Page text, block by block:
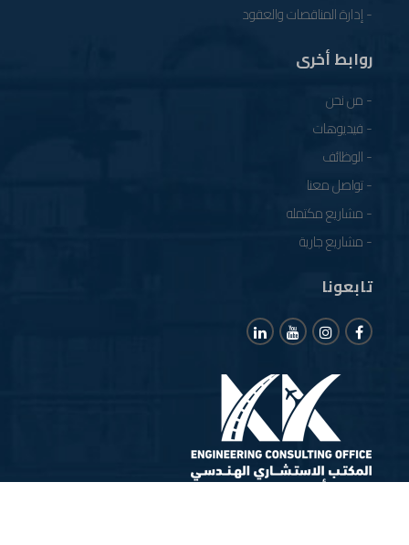
- إدارة المناقصات والعقود
روابط أخرى
- من نحن
- فيديوهات
- الوظائف
- تواصل معنا
- مشاريع مكتمله
- مشاريع جارية
تابعونا